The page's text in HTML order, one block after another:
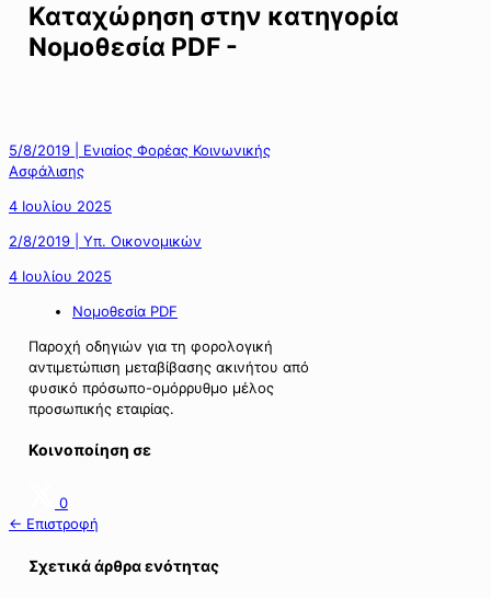
Καταχώρηση στην κατηγορία
Νομοθεσία PDF -
5/8/2019 | Ενιαίος Φορέας Κοινωνικής
Ασφάλισης
4 Ιουλίου 2025
2/8/2019 | Υπ. Οικονομικών
4 Ιουλίου 2025
Νομοθεσία PDF
Παροχή οδηγιών για τη φορολογική
αντιμετώπιση μεταβίβασης ακινήτου από
φυσικό πρόσωπο-ομόρρυθμο μέλος
προσωπικής εταιρίας.
Κοινοποίηση σε
0
← Επιστροφή
Σχετικά άρθρα ενότητας